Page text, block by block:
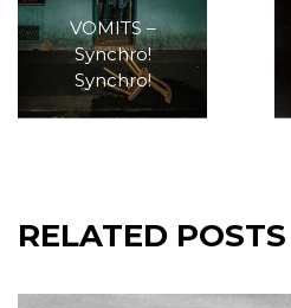
VOMITS –
Synchro!
Synchro!
RELATED POSTS